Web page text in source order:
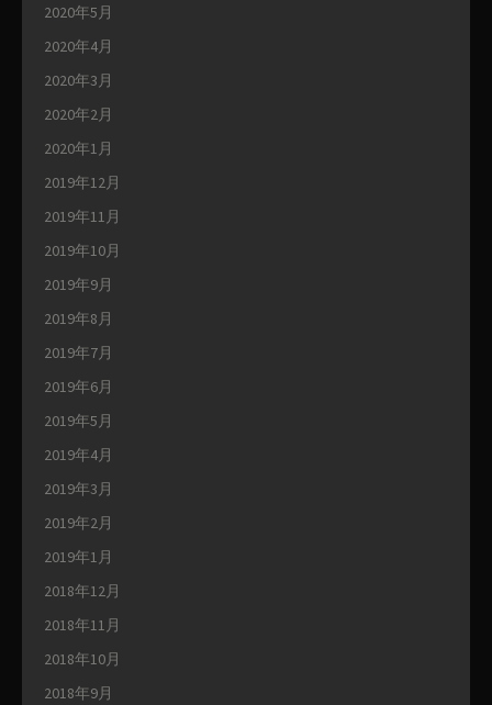
2020年5月
2020年4月
2020年3月
2020年2月
2020年1月
2019年12月
2019年11月
2019年10月
2019年9月
2019年8月
2019年7月
2019年6月
2019年5月
2019年4月
2019年3月
2019年2月
2019年1月
2018年12月
2018年11月
2018年10月
2018年9月